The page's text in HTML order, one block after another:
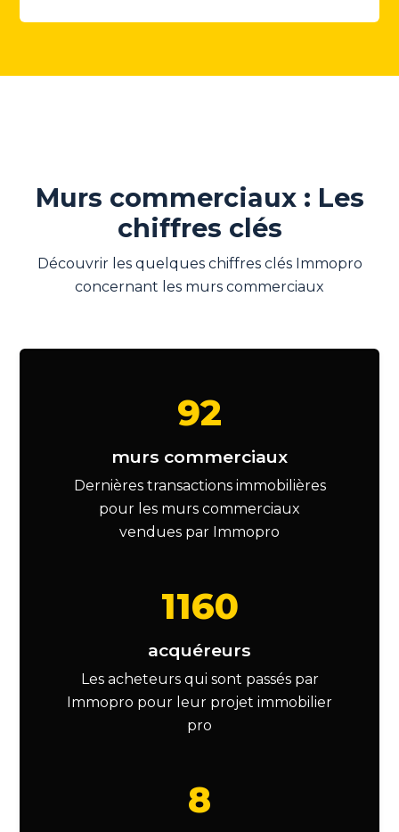
Murs commerciaux : Les
chiffres clés
Découvrir les quelques chiffres clés Immopro
concernant les murs commerciaux
92
murs commerciaux
Dernières transactions immobilières
pour les murs commerciaux
vendues par Immopro
1160
acquéreurs
Les acheteurs qui sont passés par
Immopro pour leur projet immobilier
pro
8